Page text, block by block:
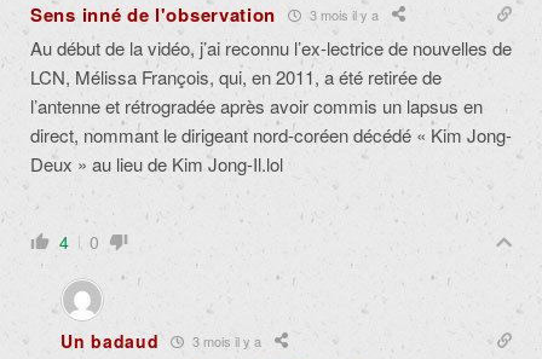
Sens inné de l'observation 3 mois il y a
Au début de la vidéo, j’ai reconnu l’ex-lectrice de nouvelles de
LCN, Mélissa François, qui, en 2011, a été retirée de
l’antenne et rétrogradée après avoir commis un lapsus en
direct, nommant le dirigeant nord-coréen décédé « Kim Jong-
Deux » au lieu de Kim Jong-Il.lol
4 0
Un badaud 3 mois il y a